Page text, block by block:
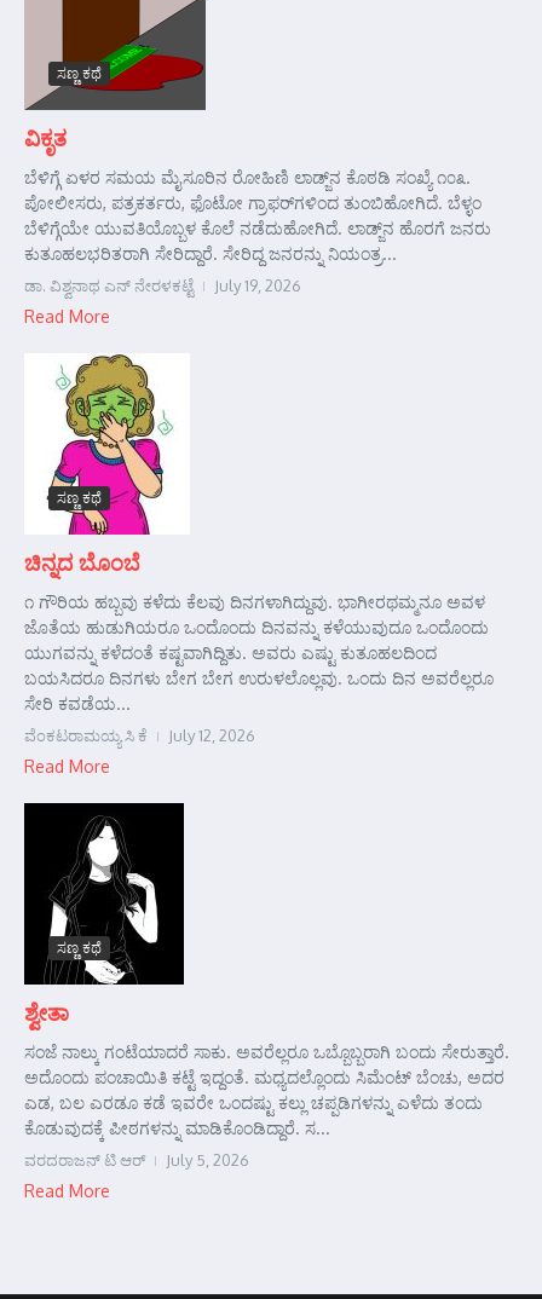
ಸಣ್ಣ ಕಥೆ
ವಿಕೃತ
ಬೆಳಿಗ್ಗೆ ಏಳರ ಸಮಯ ಮೈಸೂರಿನ ರೋಹಿಣಿ ಲಾಡ್ಜ್‌ನ ಕೊಠಡಿ ಸಂಖ್ಯೆ ೧೦೩.
ಪೋಲೀಸರು, ಪತ್ರಕರ್ತರು, ಫೊಟೋ ಗ್ರಾಫರ್‌ಗಳಿಂದ ತುಂಬಿಹೋಗಿದೆ. ಬೆಳ್ಳಂ
ಬೆಳಿಗ್ಗೆಯೇ ಯುವತಿಯೊಬ್ಬಳ ಕೊಲೆ ನಡೆದುಹೋಗಿದೆ. ಲಾಡ್ಜ್‌ನ ಹೊರಗೆ ಜನರು
ಕುತೂಹಲಭರಿತರಾಗಿ ಸೇರಿದ್ದಾರೆ. ಸೇರಿದ್ದ ಜನರನ್ನು ನಿಯಂತ್ರ...
ಡಾ. ವಿಶ್ವನಾಥ ಎನ್ ನೇರಳಕಟ್ಟೆ July 19, 2026
Read More
ಸಣ್ಣ ಕಥೆ
ಚಿನ್ನದ ಬೊಂಬೆ
೧ ಗೌರಿಯ ಹಬ್ಬವು ಕಳೆದು ಕೆಲವು ದಿನಗಳಾಗಿದ್ದುವು. ಭಾಗೀರಥಮ್ಮನೂ ಅವಳ
ಜೊತೆಯ ಹುಡುಗಿಯರೂ ಒಂದೊಂದು ದಿನವನ್ನು ಕಳೆಯುವುದೂ ಒಂದೊಂದು
ಯುಗವನ್ನು ಕಳೆದಂತೆ ಕಷ್ಟವಾಗಿದ್ದಿತು. ಅವರು ಎಷ್ಟು ಕುತೂಹಲದಿಂದ
ಬಯಸಿದರೂ ದಿನಗಳು ಬೇಗ ಬೇಗ ಉರುಳಲೊಲ್ಲವು. ಒಂದು ದಿನ ಅವರೆಲ್ಲರೂ
ಸೇರಿ ಕವಡೆಯ...
ವೆಂಕಟರಾಮಯ್ಯ ಸಿ ಕೆ July 12, 2026
Read More
ಸಣ್ಣ ಕಥೆ
ಶ್ವೇತಾ
ಸಂಜೆ ನಾಲ್ಕು ಗಂಟೆಯಾದರೆ ಸಾಕು. ಅವರೆಲ್ಲರೂ ಒಬ್ಬೊಬ್ಬರಾಗಿ ಬಂದು ಸೇರುತ್ತಾರೆ.
ಅದೊಂದು ಪಂಚಾಯಿತಿ ಕಟ್ಟೆ ಇದ್ದಂತೆ. ಮಧ್ಯದಲ್ಲೊಂದು ಸಿಮೆಂಟ್ ಬೆಂಚು, ಅದರ
ಎಡ, ಬಲ ಎರಡೂ ಕಡೆ ಇವರೇ ಒಂದಷ್ಟು ಕಲ್ಲು ಚಪ್ಪಡಿಗಳನ್ನು ಎಳೆದು ತಂದು
ಕೊಡುವುದಕ್ಕೆ ಪೀಠಗಳನ್ನು ಮಾಡಿಕೊಂಡಿದ್ದಾರೆ. ಸ...
ವರದರಾಜನ್ ಟಿ ಆರ್ July 5, 2026
Read More